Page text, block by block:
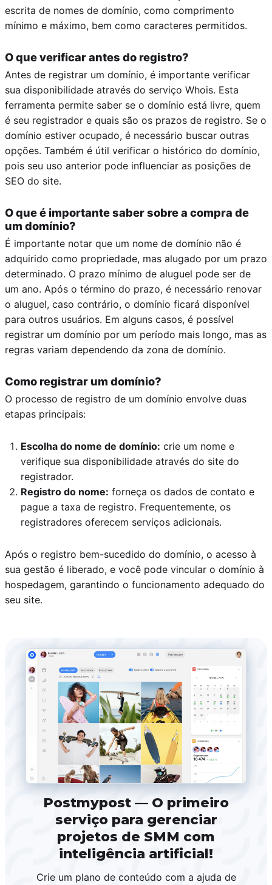
escrita de nomes de domínio, como comprimento
mínimo e máximo, bem como caracteres permitidos.
O que verificar antes do registro?
Antes de registrar um domínio, é importante verificar
sua disponibilidade através do serviço Whois. Esta
ferramenta permite saber se o domínio está livre, quem
é seu registrador e quais são os prazos de registro. Se o
domínio estiver ocupado, é necessário buscar outras
opções. Também é útil verificar o histórico do domínio,
pois seu uso anterior pode influenciar as posições de
SEO do site.
O que é importante saber sobre a compra de
um domínio?
É importante notar que um nome de domínio não é
adquirido como propriedade, mas alugado por um prazo
determinado. O prazo mínimo de aluguel pode ser de
um ano. Após o término do prazo, é necessário renovar
o aluguel, caso contrário, o domínio ficará disponível
para outros usuários. Em alguns casos, é possível
registrar um domínio por um período mais longo, mas as
regras variam dependendo da zona de domínio.
Como registrar um domínio?
O processo de registro de um domínio envolve duas
etapas principais:
Escolha do nome de domínio: crie um nome e
verifique sua disponibilidade através do site do
registrador.
Registro do nome: forneça os dados de contato e
pague a taxa de registro. Frequentemente, os
registradores oferecem serviços adicionais.
Após o registro bem-sucedido do domínio, o acesso à
sua gestão é liberado, e você pode vincular o domínio à
hospedagem, garantindo o funcionamento adequado do
seu site.
Postmypost — O primeiro
serviço para gerenciar
projetos de SMM com
inteligência artificial!
Crie um plano de conteúdo com a ajuda de